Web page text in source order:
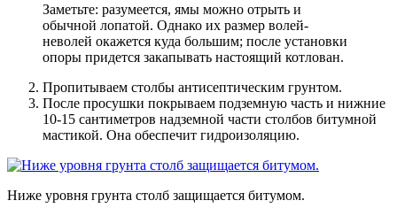
Заметьте: разумеется, ямы можно отрыть и
обычной лопатой. Однако их размер волей-
неволей окажется куда большим; после установки
опоры придется закапывать настоящий котлован.
Пропитываем столбы антисептическим грунтом.
После просушки покрываем подземную часть и нижние
10-15 сантиметров надземной части столбов битумной
мастикой. Она обеспечит гидроизоляцию.
Ниже уровня грунта столб защищается битумом.